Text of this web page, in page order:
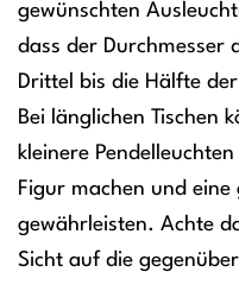
gewünschten
dass der Durchmesser
Drittel bis die Hälfte
Bei länglichen Tischen
kleinere
Figur machen und
gewährleisten. Achte
Sicht auf die